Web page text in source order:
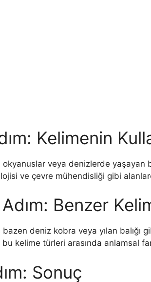
Kelimenin
okyanuslar veya denizlerde yaşayan
ve çevre mühendisliği gibi
Benzer
bazen deniz kobra veya yılan balığı
bu kelime türleri arasında anlamsal
Sonuç